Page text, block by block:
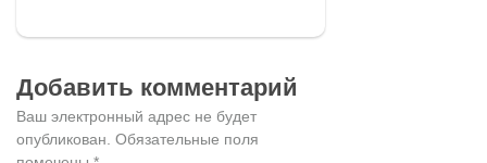
Добавить комментарий
Ваш электронный адрес не будет
опубликован. Обязательные поля